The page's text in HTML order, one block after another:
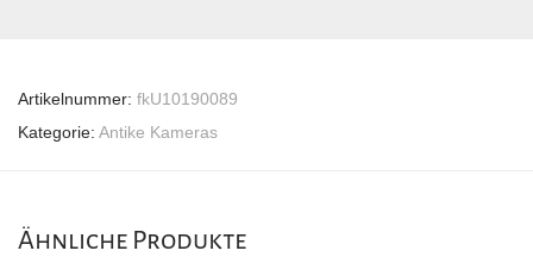
Artikelnummer: fkU10190089
Kategorie: Antike Kameras
Ähnliche Produkte